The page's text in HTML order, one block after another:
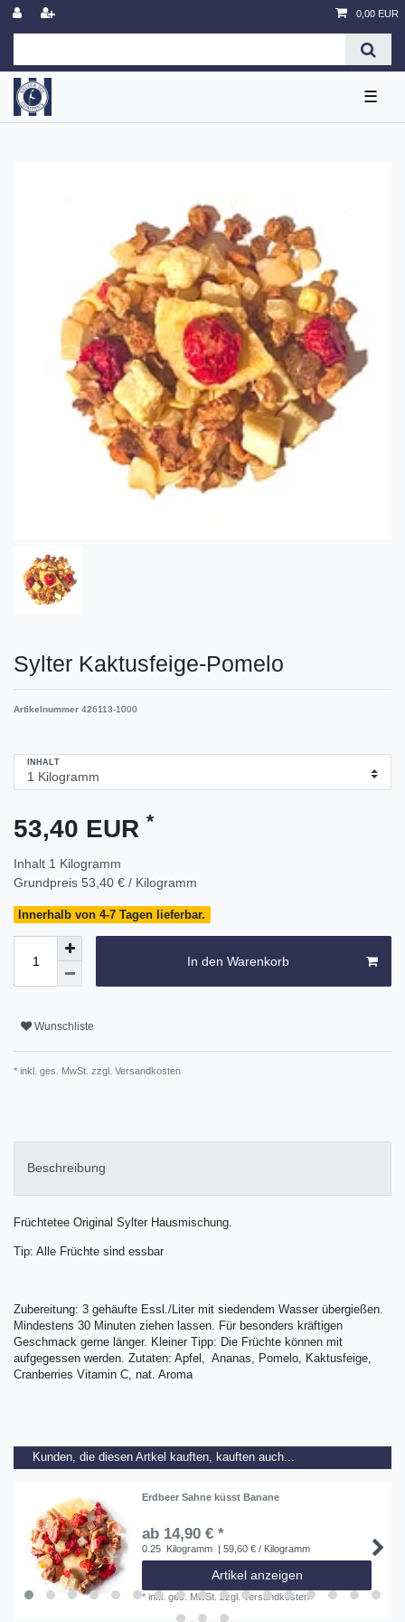
0,00 EUR
☰
Sylter Kaktusfeige-Pomelo
Artikelnummer 426113-1000
INHALT
53,40 EUR *
Inhalt 1 Kilogramm
Grundpreis 53,40 € / Kilogramm
Innerhalb von 4-7 Tagen lieferbar.
In den Warenkorb
Wunschliste
* inkl. ges. MwSt. zzgl. Versandkosten
Beschreibung
Früchtetee Original Sylter Hausmischung.
Tip: Alle Früchte sind essbar
Zubereitung: 3 gehäufte Essl./Liter mit siedendem Wasser übergießen.
Mindestens 30 Minuten ziehen lassen. Für besonders kräftigen
Geschmack gerne länger. Kleiner Tipp: Die Früchte können mit
aufgegessen werden. Zutaten: Apfel, Ananas, Pomelo, Kaktusfeige,
Cranberries Vitamin C, nat. Aroma
Kunden, die diesen Artkel kauften, kauften auch...
Erdbeer Sahne küsst Banane
ab 14,90 € *
0.25 Kilogramm | 59,60 € / Kilogramm
Artikel anzeigen
*inkl. ges. MwSt. zzgl.Versandkosten